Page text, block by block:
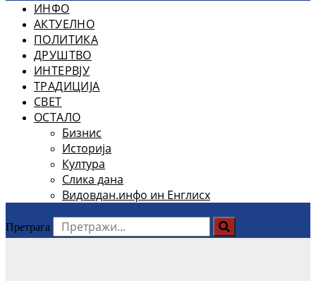
ИНФО
АКТУЕЛНО
ПОЛИТИКА
ДРУШТВО
ИНТЕРВЈУ
ТРАДИЦИЈА
СВЕТ
ОСТАЛО
Бизнис
Историја
Култура
Слика дана
Видовдан.инфо ин Енглисх
Претрага